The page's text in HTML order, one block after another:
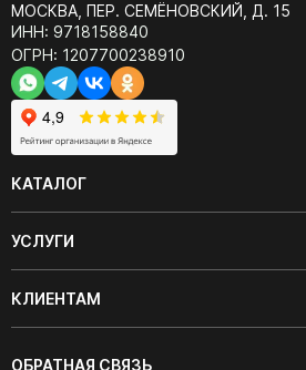
МОСКВА, ПЕР. СЕМЁНОВСКИЙ, Д. 15
ИНН: 9718158840
ОГРН: 1207700238910
КАТАЛОГ
УСЛУГИ
КЛИЕНТАМ
ОБРАТНАЯ СВЯЗЬ